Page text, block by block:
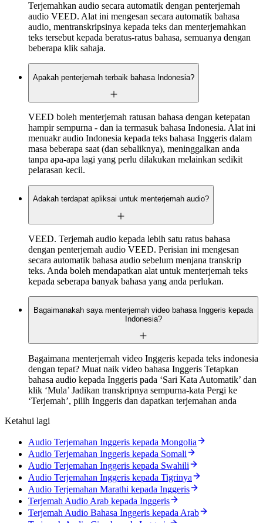
Terjemahkan audio secara automatik dengan penterjemah
audio VEED. Alat ini mengesan secara automatik bahasa
audio, mentranskripsinya kepada teks dan menterjemahkan
teks tersebut kepada beratus-ratus bahasa, semuanya dengan
beberapa klik sahaja.
Apakah penterjemah terbaik bahasa Indonesia?
VEED boleh menterjemah ratusan bahasa dengan ketepatan
hampir sempurna - dan ia termasuk bahasa Indonesia. Alat ini
menuakr audio Indonesia kepada teks bahasa Inggeris dalam
masa beberapa saat (dan sebaliknya), meninggalkan anda
tanpa apa-apa lagi yang perlu dilakukan melainkan sedikit
pelarasan kecil.
Adakah terdapat apliksai untuk menterjemah audio?
VEED. Terjemah audio kepada lebih satu ratus bahasa
dengan penterjemah audio VEED. Perisian ini mengesan
secara automatik bahasa audio sebelum menjana transkrip
teks. Anda boleh mendapatkan alat untuk menterjemah teks
kepada seberapa banyak bahasa yang anda perlukan.
Bagaimanakah saya menterjemah video bahasa Inggeris kepada
Indonesia?
Bagaimana menterjemah video Inggeris kepada teks indonesia
dengan tepat? Muat naik video bahasa Inggeris Tetapkan
bahasa audio kepada Inggeris pada ‘Sari Kata Automatik’ dan
klik ‘Mula’ Jadikan transkripnya sempurna-kata Pergi ke
‘Terjemah’, pilih Inggeris dan dapatkan terjemahan anda
Ketahui lagi
Audio Terjemahan Inggeris kepada Mongolia
Audio Terjemahan Inggeris kepada Somali
Audio Terjemahan Inggeris kepada Swahili
Audio Terjemahan Inggeris kepada Tigrinya
Audio Terjemahan Marathi kepada Inggeris
Terjemah Audio Arab kepada Inggeris
Terjemah Audio Bahasa Inggeris kepada Arab